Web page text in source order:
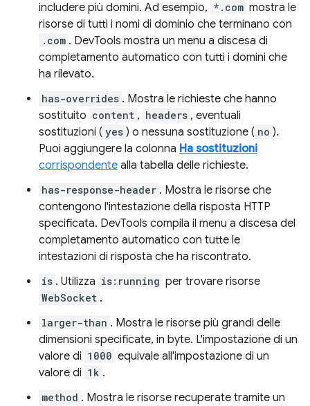
includere più domini. Ad esempio, *.com mostra le
risorse di tutti i nomi di dominio che terminano con
.com . DevTools mostra un menu a discesa di
completamento automatico con tutti i domini che
ha rilevato.
has-overrides . Mostra le richieste che hanno
sostituito content , headers , eventuali
sostituzioni ( yes ) o nessuna sostituzione ( no ).
Puoi aggiungere la colonna Ha sostituzioni
corrispondente alla tabella delle richieste.
has-response-header . Mostra le risorse che
contengono l'intestazione della risposta HTTP
specificata. DevTools compila il menu a discesa del
completamento automatico con tutte le
intestazioni di risposta che ha riscontrato.
is . Utilizza is:running per trovare risorse
WebSocket .
larger-than . Mostra le risorse più grandi delle
dimensioni specificate, in byte. L'impostazione di un
valore di 1000 equivale all'impostazione di un
valore di 1k .
method . Mostra le risorse recuperate tramite un